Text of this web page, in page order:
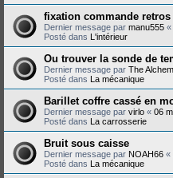
fixation commande
Dernier message par manu555 «
Posté dans L'intérieur
Ou trouver la sonde de
Dernier message par The
Posté dans La mécanique
Barillet coffre cassé en
Dernier message par virlo « 06
Posté dans La carrosserie
Bruit sous caisse
Dernier message par NOAH66 «
Posté dans La mécanique